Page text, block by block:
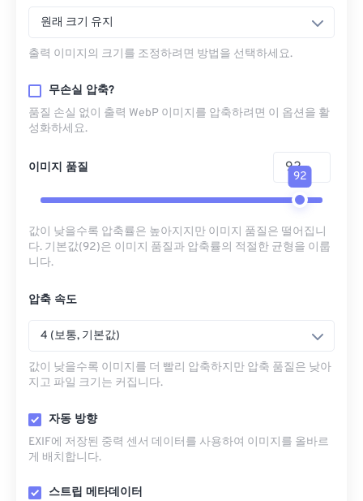
원래 크기 유지
출력 이미지의 크기를 조정하려면 방법을 선택하세요.
무손실 압축?
품질 손실 없이 출력 WebP 이미지를 압축하려면 이 옵션을 활
성화하세요.
이미지 품질
92
값이 낮을수록 압축률은 높아지지만 이미지 품질은 떨어집니
다. 기본값(92)은 이미지 품질과 압축률의 적절한 균형을 이룹
니다.
압축 속도
4 (보통, 기본값)
값이 낮을수록 이미지를 더 빨리 압축하지만 압축 품질은 낮아
지고 파일 크기는 커집니다.
자동 방향
EXIF에 저장된 중력 센서 데이터를 사용하여 이미지를 올바르
게 배치합니다.
스트립 메타데이터